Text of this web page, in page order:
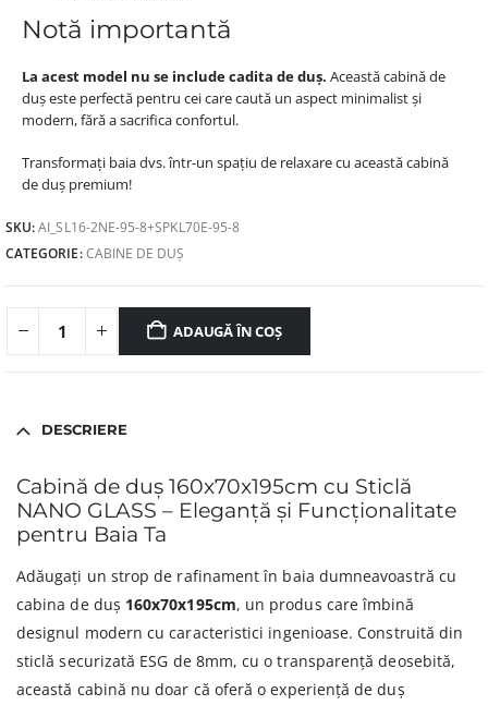
Notă importantă
La acest model nu se include cadita de duș. Această cabină de
duș este perfectă pentru cei care caută un aspect minimalist și
modern, fără a sacrifica confortul.
Transformați baia dvs. într-un spațiu de relaxare cu această cabină
de duș premium!
SKU:AI_SL16-2NE-95-8+SPKL70E-95-8
CATEGORIE:CABINE DE DUȘ
ADAUGĂ ÎN COȘ
DESCRIERE
Cabină de duș 160x70x195cm cu Sticlă
NANO GLASS – Eleganță și Funcționalitate
pentru Baia Ta
Adăugați un strop de rafinament în baia dumneavoastră cu
cabina de duș 160x70x195cm, un produs care îmbină
designul modern cu caracteristici ingenioase. Construită din
sticlă securizată ESG de 8mm, cu o transparență deosebită,
această cabină nu doar că oferă o experiență de duș